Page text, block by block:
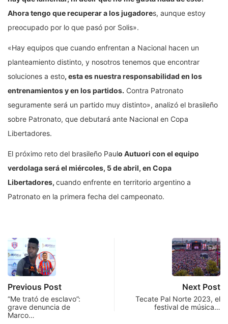
Ahora tengo que recuperar a los jugadores, aunque estoy
preocupado por lo que pasó por Solis».
«Hay equipos que cuando enfrentan a Nacional hacen un
planteamiento distinto, y nosotros tenemos que encontrar
soluciones a esto, esta es nuestra responsabilidad en los
entrenamientos y en los partidos. Contra Patronato
seguramente será un partido muy distinto», analizó el brasileño
sobre Patronato, que debutará ante Nacional en Copa
Libertadores.
El próximo reto del brasileño Paulo Autuori con el equipo
verdolaga será el miércoles, 5 de abril, en Copa
Libertadores, cuando enfrente en territorio argentino a
Patronato en la primera fecha del campeonato.
Previous Post
“Me trató de esclavo”:
grave denuncia de
Marco…
Next Post
Tecate Pal Norte 2023, el
festival de música…